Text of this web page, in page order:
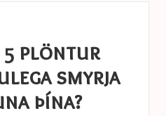
5 plöntur
smyrja
þína?